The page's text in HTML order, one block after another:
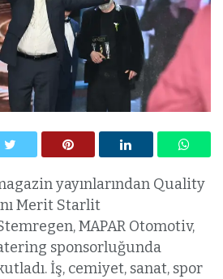
yayınlarından Quality
Merit Starlit
MAPAR Otomotiv,
sponsorluğunda
İş, cemiyet, sanat, spor